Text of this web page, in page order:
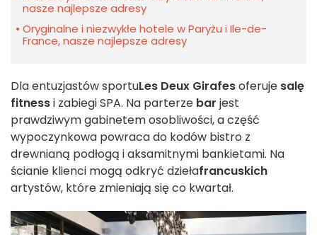
nasze najlepsze adresy
Oryginalne i niezwykłe hotele w Paryżu i Ile-de-
France, nasze najlepsze adresy
Dla entuzjastów sportuLes Deux Girafesoferuje salę
fitnessi zabiegi SPA. Na parterze bar jest
prawdziwym gabinetem osobliwości, a część
wypoczynkowa powraca do kodów bistro z
drewnianą podłogą i aksamitnymi bankietami. Na
ścianie klienci mogą odkryć dziełafrancuskich
artystów, które zmieniają się co kwartał.